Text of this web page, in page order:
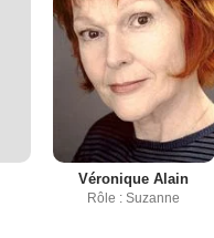
Véronique Alain
Rôle : Suzanne